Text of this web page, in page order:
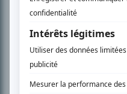
Recherche avancée
À propos
Nous contacter
Termes et conditions
Politique de confidentialité